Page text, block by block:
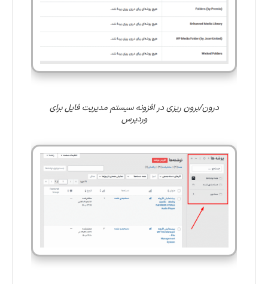
درون/برون ریزی در افزونه سیستم مدیریت فایل برای
وردپرس